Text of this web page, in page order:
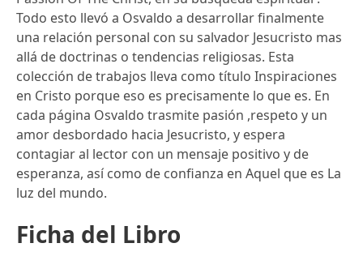
Todo esto llevó a Osvaldo a desarrollar finalmente
una relación personal con su salvador Jesucristo mas
allá de doctrinas o tendencias religiosas. Esta
colección de trabajos lleva como título Inspiraciones
en Cristo porque eso es precisamente lo que es. En
cada página Osvaldo trasmite pasión ,respeto y un
amor desbordado hacia Jesucristo, y espera
contagiar al lector con un mensaje positivo y de
esperanza, así como de confianza en Aquel que es La
luz del mundo.
Ficha del Libro